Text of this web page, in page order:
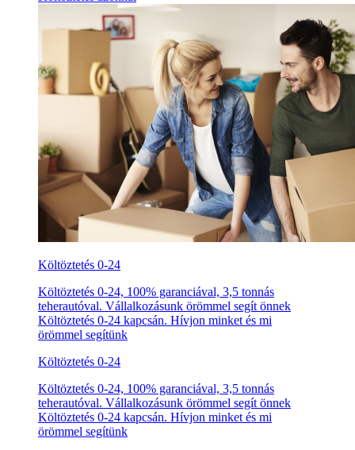
Költöztetés 0-24
Költöztetés 0-24, 100% garanciával, 3,5 tonnás
teherautóval. Vállalkozásunk örömmel segít önnek
Költöztetés 0-24 kapcsán. Hívjon minket és mi
örömmel segítünk
Költöztetés 0-24
Költöztetés 0-24, 100% garanciával, 3,5 tonnás
teherautóval. Vállalkozásunk örömmel segít önnek
Költöztetés 0-24 kapcsán. Hívjon minket és mi
örömmel segítünk